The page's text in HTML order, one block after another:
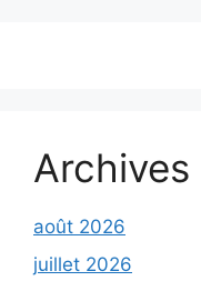
Archives
août 2026
juillet 2026